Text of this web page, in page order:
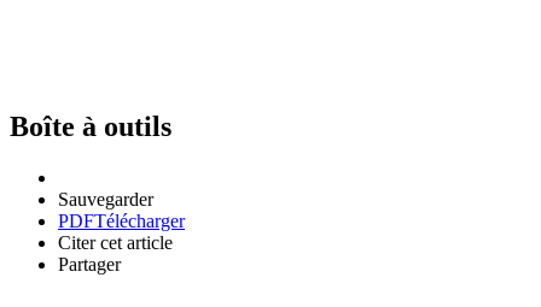
Boîte à outils
Sauvegarder
PDFTélécharger
Citer cet article
Partager